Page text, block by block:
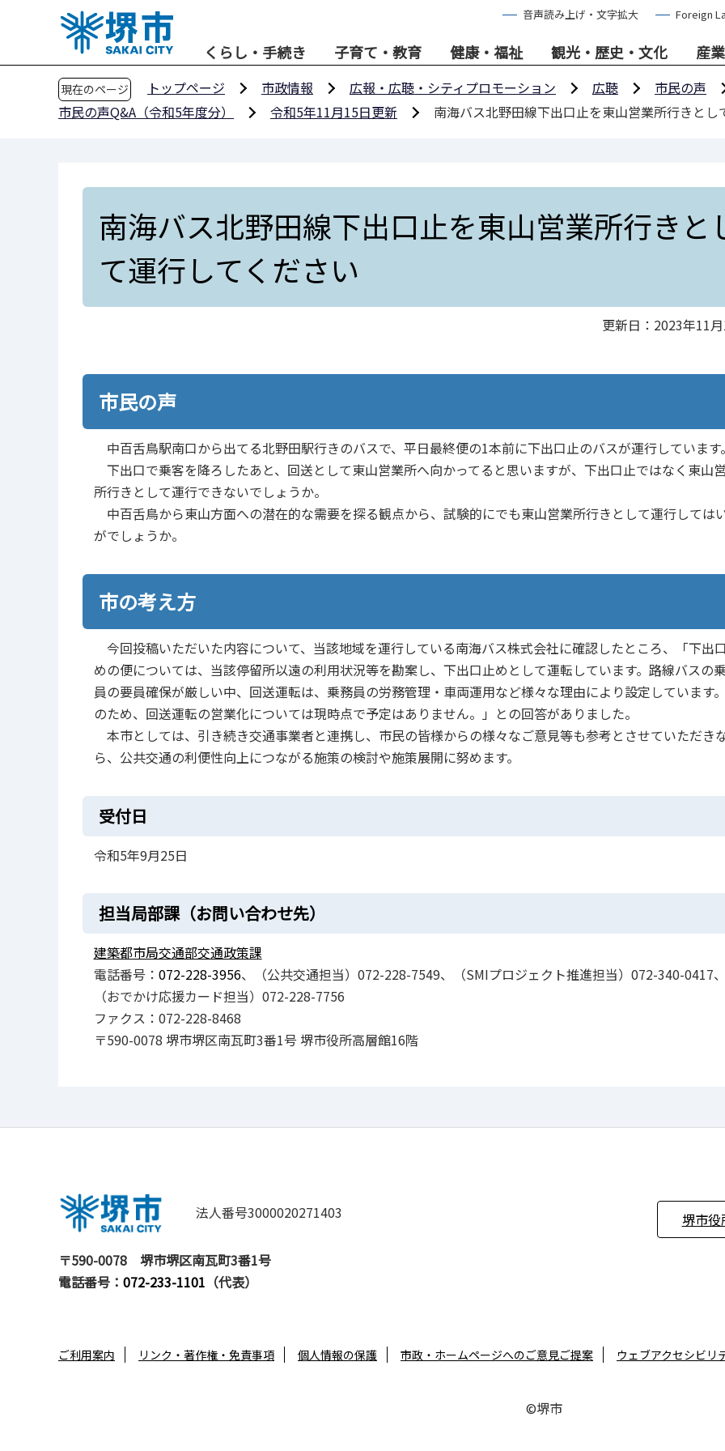
音声読み上げ・文字拡大 Foreign
くらし・手続き 子育て・教育 健康・福祉 観光・歴史・文化 産
現在のページ トップページ 市政情報 広報・広聴・シティプロモーション 広聴
市民の声
市民の声Q&A（令和5年度分）
令和5年11月15日更新 南海バス北野田線下出口止を東山営業所行きとし
南海バス北野田線下出口止を東山営業所行きと
て運行してください
更新日：2023年11
市民の声
中百舌鳥駅南口から出てる北野田駅行きのバスで、平日最終便の1本前に下出口止のバスが運行しています
下出口で乗客を降ろしたあと、回送として東山営業所へ向かってると思いますが、下出口止ではなく東山
所行きとして運行できないでしょうか。
中百舌鳥から東山方面への潜在的な需要を探る観点から、試験的にでも東山営業所行きとして運行しては
がでしょうか。
市の考え方
今回投稿いただいた内容について、当該地域を運行している南海バス株式会社に確認したところ、「下出
めの便については、当該停留所以遠の利用状況等を勘案し、下出口止めとして運転しています。路線バスの
員の要員確保が厳しい中、回送運転は、乗務員の労務管理・車両運用など様々な理由により設定しています
のため、回送運転の営業化については現時点で予定はありません。」との回答がありました。
本市としては、引き続き交通事業者と連携し、市民の皆様からの様々なご意見等も参考とさせていただき
ら、公共交通の利便性向上につながる施策の検討や施策展開に努めます。
受付日
令和5年9月25日
担当局部課（お問い合わせ先）
建築都市局交通部交通政策課
電話番号： 072-228-3956、（公共交通担当）072-228-7549、（SMIプロジェクト推進担当）072-340-0417
（おでかけ応援カード担当）072-228-7756
ファクス：072-228-8468
〒590-0078 堺市堺区南瓦町3番1号 堺市役所高層館16階
法人番号3000020271403
〒590-0078
堺市堺区南瓦町3番1号
電話番号： 072-233-1101 （代表）
堺市
ご利用案内 リンク・著作権・免責事項 個人情報の保護 市政・ホームページへのご意見ご提案 ウェブアクセシビリ
©堺市